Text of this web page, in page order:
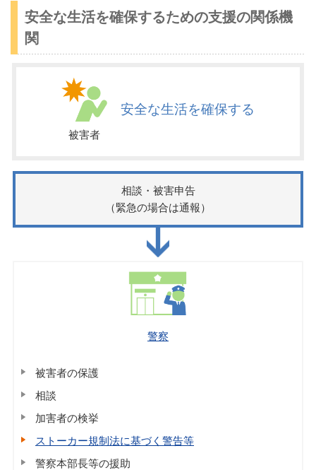
安全な生活を確保するための支援の関係機
関
被害者
安全な生活を確保する
相談・被害申告
（緊急の場合は通報）
警察
被害者の保護
相談
加害者の検挙
ストーカー規制法に基づく警告等
警察本部長等の援助